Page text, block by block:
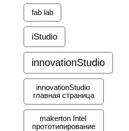
fab lab
iStudio
innovationStudio
innovationStudio
главная страница
makerton Intel
прототипирование